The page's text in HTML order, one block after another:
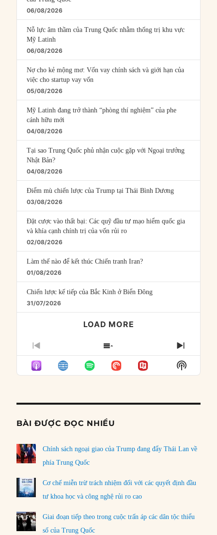
06/08/2026
Nỗ lực âm thầm của Trung Quốc nhằm thống trị khu vực
Mỹ Latinh
06/08/2026
Nợ cho kẻ mộng mơ: Vốn vay chính sách và giới hạn của
việc cho startup vay vốn
05/08/2026
Mỹ Latinh đang trở thành “phòng thí nghiệm” của phe
cánh hữu mới
04/08/2026
Tại sao Trung Quốc phủ nhận cuộc gặp với Ngoại trưởng
Nhật Bản?
04/08/2026
Điểm mù chiến lược của Trump tại Thái Bình Dương
03/08/2026
Đặt cược vào thất bại: Các quỹ đầu tư mạo hiểm quốc gia
và khía cạnh chính trị của vốn rủi ro
02/08/2026
Làm thế nào để kết thúc Chiến tranh Iran?
01/08/2026
Chiến lược kế tiếp của Bắc Kinh ở Biển Đông
31/07/2026
LOAD MORE
PREVIOUS
EPISODE
SHOW
EPISODES
LIST
NEXT
Show
Podcast
BÀI ĐƯỢC ĐỌC NHIỀU
Chính sách ngoại giao của Trump đang đẩy Thái Lan về
phía Trung Quốc
Cơ chế miễn trừ trách nhiệm đối với các quyết định đầu
tư khoa học và công nghệ rủi ro cao
Giai đoạn tiếp theo trong cuộc trấn áp các dân tộc thiểu
số của Trung Quốc